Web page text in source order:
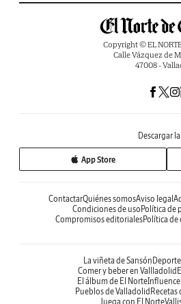
Copyright © EL
Calle Vázquez de
47008 -
Descargar
App Store
ContactarQuiénes somosAviso legal
Condiciones de uso Política de
Compromisos editorialesPolítica de
La viñeta de Sansón
Comer y beber en Vallladolid
El álbum de El Norte
Pueblos de Valladolid Recetas
Juega con El Norte